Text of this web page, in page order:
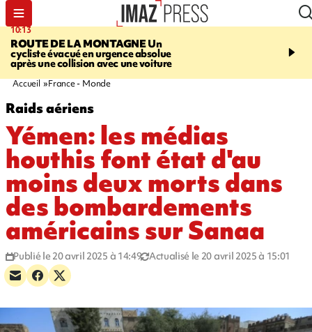
10:13
ROUTE DE LA MONTAGNEUn
cycliste évacué en urgence absolue
après une collision avec une voiture
12:23
peuvent éclater et
Accueil France - Monde
Raids aériens
Yémen: les médias
houthis font état d'au
moins deux morts dans
des bombardements
américains sur Sanaa
Publié le 20 avril 2025 à 14:49 Actualisé le 20 avril 2025 à 15:01